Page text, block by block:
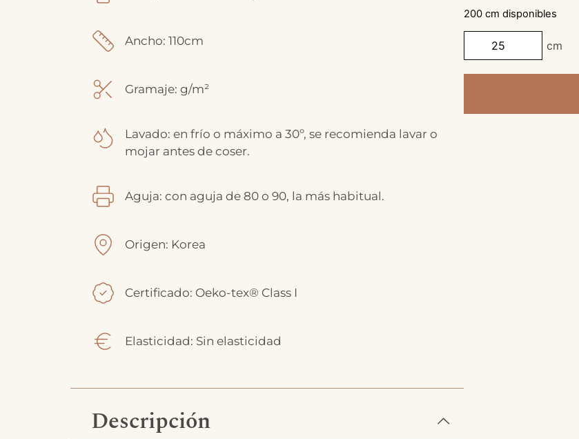
Ancho: 110cm
Gramaje: g/m²
Lavado: en frío o máximo a 30º, se recomienda lavar o
mojar antes de coser.
Aguja: con aguja de 80 o 90, la más habitual.
Origen: Korea
Certificado: Oeko-tex® Class I
Elasticidad: Sin elasticidad
Descripción
200 cm disponibles
cm